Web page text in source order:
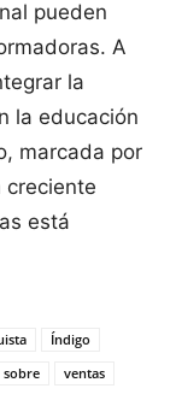
pueden
A
la
la educación
marcada por
creciente
está
Índigo
sobre ventas